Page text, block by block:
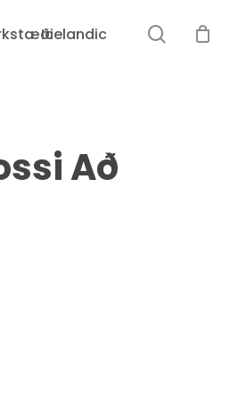
Icelandic
Að